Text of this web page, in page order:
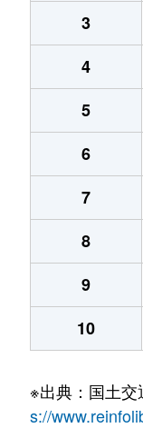
3
4
5
6
7
8
9
10
※出典：国土
s://